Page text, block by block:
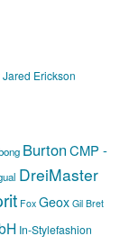
Jared Erickson
BurtonCMP -
DreiMaster
Fox Geox Gil Bret
In-Stylefashion